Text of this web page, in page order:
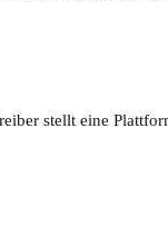
stellt eine